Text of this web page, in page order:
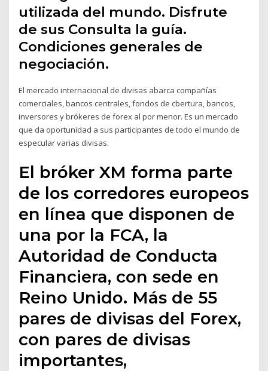
utilizada del mundo. Disfrute
de sus Consulta la guía.
Condiciones generales de
negociación.
El mercado internacional de divisas abarca compañías
comerciales, bancos centrales, fondos de cbertura, bancos,
inversores y brókeres de forex al por menor. Es un mercado
que da oportunidad a sus participantes de todo el mundo de
especular varias divisas.
El bróker XM forma parte
de los corredores europeos
en línea que disponen de
una por la FCA, la
Autoridad de Conducta
Financiera, con sede en
Reino Unido. Más de 55
pares de divisas del Forex,
con pares de divisas
importantes,